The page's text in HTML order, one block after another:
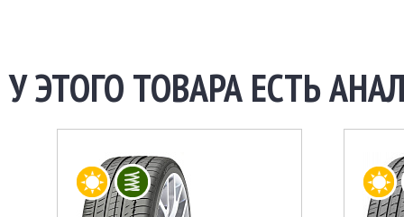
У ЭТОГО ТОВАРА ЕСТЬ